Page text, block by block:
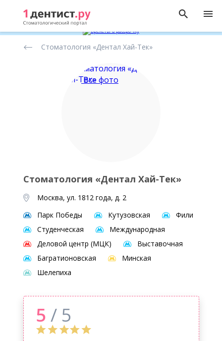
стоматологических
Стоматология «Дентал Хай-Тек»
Все фото
Стоматология «Дентал Хай-Тек»
Москва, ул. 1812 года, д. 2
Парк Победы
Кутузовская
Фили
Студенческая
Международная
Деловой центр (МЦК)
Выставочная
Багратионовская
Минская
Шелепиха
5 / 5